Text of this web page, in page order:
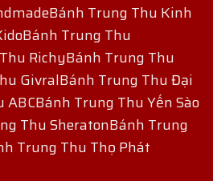
Bánh Trung Thu Kinh
Bánh Trung Thu
RichyBánh Trung Thu
GivralBánh Trung Thu Đại
ABCBánh Trung Thu Yến Sào
Thu SheratonBánh Trung
Trung Thu Thọ Phát